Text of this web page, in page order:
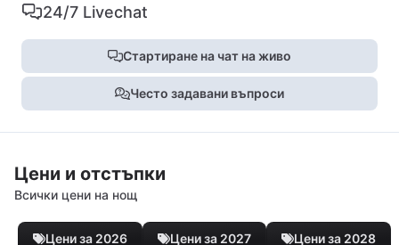
24/7 Livechat
Стартиране на чат на живо
Често задавани въпроси
Цени и отстъпки
Всички цени на нощ
Цени за 2026 Цени за 2027 Цени за 2028